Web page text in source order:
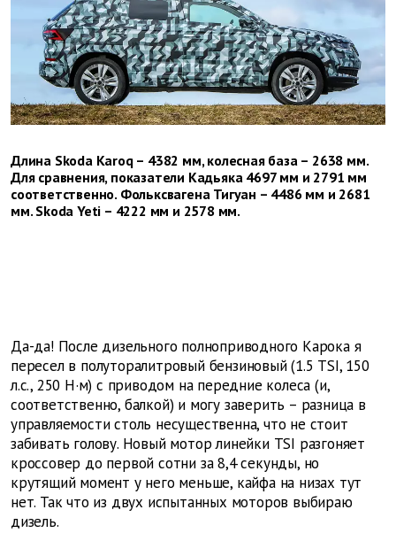
Длина Skoda Karoq – 4382 мм, колесная база – 2638 мм.
Для сравнения, показатели Кадьяка 4697 мм и 2791 мм
соответственно. Фольксвагена Тигуан – 4486 мм и 2681
мм. Skoda Yeti – 4222 мм и 2578 мм.
Да-да! После дизельного полноприводного Карока я
пересел в полуторалитровый бензиновый (1.5 TSI, 150
л.с., 250 Н·м) с приводом на передние колеса (и,
соответственно, балкой) и могу заверить – разница в
управляемости столь несущественна, что не стоит
забивать голову. Новый мотор линейки TSI разгоняет
кроссовер до первой сотни за 8,4 секунды, но
крутящий момент у него меньше, кайфа на низах тут
нет. Так что из двух испытанных моторов выбираю
дизель.